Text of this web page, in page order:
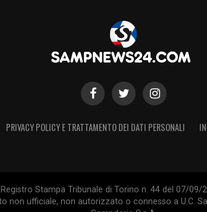
PRIVACY POLICY E TRATTAMENTO DEI DATI PERSONALI
Stampa Tribunale di Torino n. 44 del 07/
non ufficiale, non autorizzato o connesso a U.C.